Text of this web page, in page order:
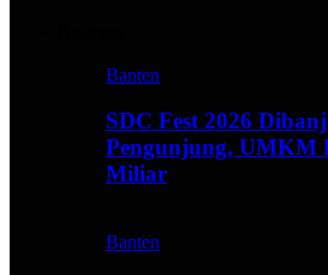
Banten
SDC Fest 2026
Pengunjung, UMKM
Miliar
Banten